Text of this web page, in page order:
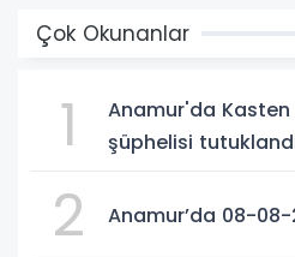
Çok Okunanlar
1
Anamur'da
şüphelisi
2 Anamur’da 08-